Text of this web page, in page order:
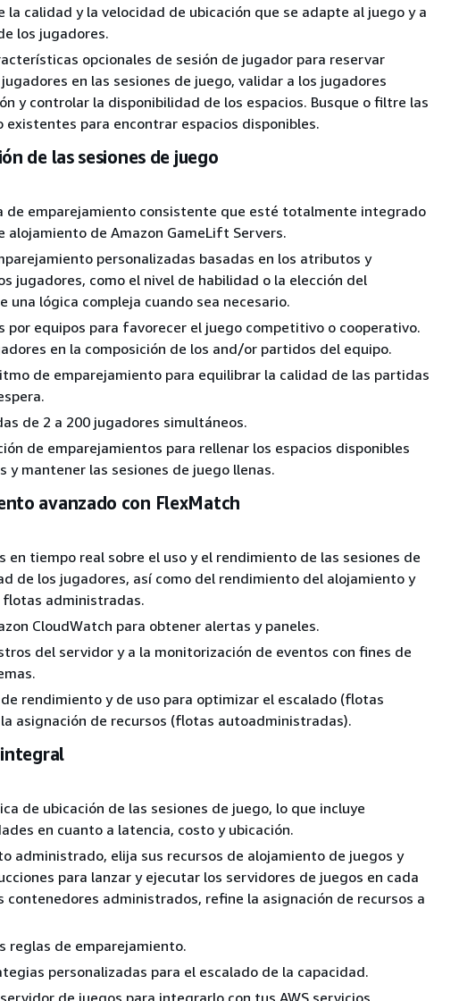
la calidad y la velocidad de ubicación que se adapte al juego y a
los jugadores.
opcionales de sesión de jugador para reservar
en las sesiones de juego, validar a los jugadores
y controlar la disponibilidad de los espacios. Busque o filtre las
existentes para encontrar espacios disponibles.
de las sesiones de juego
de emparejamiento consistente que esté totalmente integrado
alojamiento de Amazon GameLift Servers.
personalizadas basadas en los atributos y
jugadores, como el nivel de habilidad o la elección del
una lógica compleja cuando sea necesario.
por equipos para favorecer el juego competitivo o cooperativo.
en la composición de los and/or partidos del equipo.
de emparejamiento para equilibrar la calidad de las partidas
de 2 a 200 jugadores simultáneos.
de emparejamientos para rellenar los espacios disponibles
y mantener las sesiones de juego llenas.
avanzado con FlexMatch
en tiempo real sobre el uso y el rendimiento de las sesiones de
de los jugadores, así como del rendimiento del alojamiento y
administradas.
CloudWatch para obtener alertas y paneles.
del servidor y a la monitorización de eventos con fines de
rendimiento y de uso para optimizar el escalado (flotas
asignación de recursos (flotas autoadministradas).
de ubicación de las sesiones de juego, lo que incluye
en cuanto a latencia, costo y ubicación.
administrado, elija sus recursos de alojamiento de juegos y
para lanzar y ejecutar los servidores de juegos en cada
contenedores administrados, refine la asignación de recursos a
reglas de emparejamiento.
personalizadas para el escalado de la capacidad.
de juegos para integrarlo con tus AWS servicios